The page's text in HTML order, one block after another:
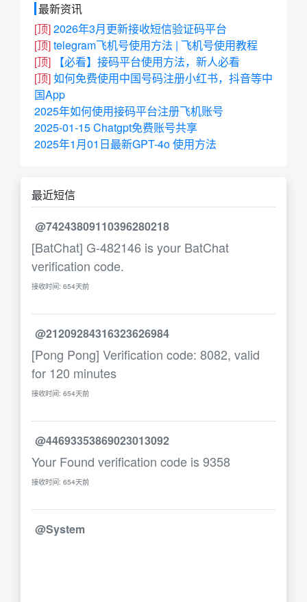
最新资讯
[顶]2026年3月更新接收短信验证码平台
[顶]telegram飞机号使用方法 | 飞机号使用教程
[顶]
【必看】接码平台使用方法，新人必看
[顶]如何免费使用中国号码注册小红书，抖音等中
国App
2025年如何使用接码平台注册飞机账号
2025-01-15 Chatgpt免费账号共享
2025年1月01日最新GPT-4o 使用方法
最近短信
@74243809110396280218
[BatChat] G-482146 is your BatChat
verification code.
接收时间: 654天前
@21209284316323626984
[Pong Pong] Verification code: 8082, valid
for 120 minutes
接收时间: 654天前
@44693353869023013092
Your Found verification code is 9358
接收时间: 654天前
@System